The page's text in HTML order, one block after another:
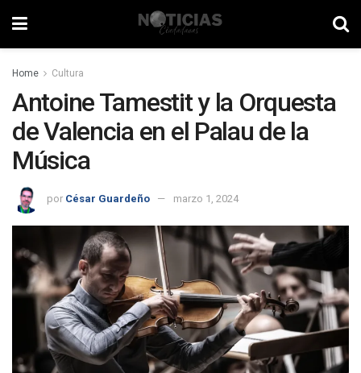
Home Cultura
Antoine Tamestit y la Orquesta
de Valencia en el Palau de la
Música
por César Guardeño marzo 1, 2024